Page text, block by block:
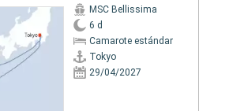
MSC Bellissima
6 d
Camarote estándar
Tokyo
29/04/2027